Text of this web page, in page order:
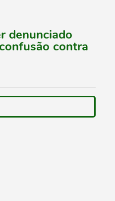
denunciado
contra